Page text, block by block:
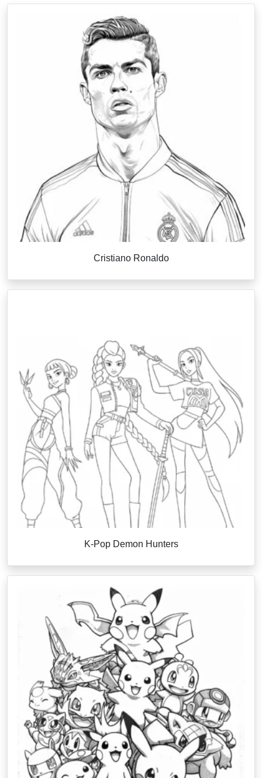
Cristiano Ronaldo
K-Pop Demon Hunters